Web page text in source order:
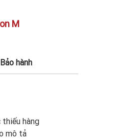
M
Bảo hành
thiếu hàng
mô tả